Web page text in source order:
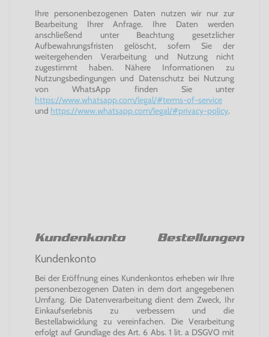
Ihre personenbezogenen Daten nutzen wir nur zur
Bearbeitung Ihrer Anfrage. Ihre Daten werden
anschließend unter Beachtung gesetzlicher
Aufbewahrungsfristen gelöscht, sofern Sie der
weitergehenden Verarbeitung und Nutzung nicht
zugestimmt haben. Nähere Informationen zu
Nutzungsbedingungen und Datenschutz bei Nutzung
von WhatsApp finden Sie unter
https://www.whatsapp.com/legal/#terms-of-service
und https://www.whatsapp.com/legal/#privacy-policy.
Kundenkonto Bestellungen
Kundenkonto
Bei der Eröffnung eines Kundenkontos erheben wir Ihre
personenbezogenen Daten in dem dort angegebenen
Umfang. Die Datenverarbeitung dient dem Zweck, Ihr
Einkaufserlebnis zu verbessern und die
Bestellabwicklung zu vereinfachen. Die Verarbeitung
erfolgt auf Grundlage des Art. 6 Abs. 1 lit. a DSGVO mit